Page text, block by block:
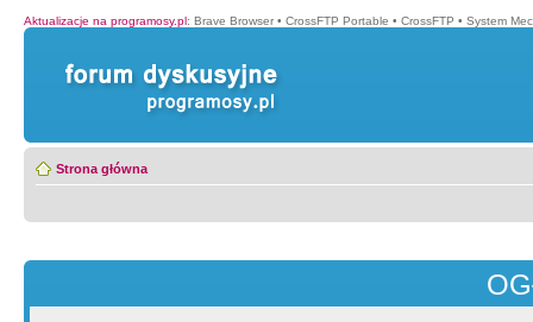
Aktualizacje na programosy.pl: Brave Browser • CrossFTP Portable • CrossFTP • System
Strona główna